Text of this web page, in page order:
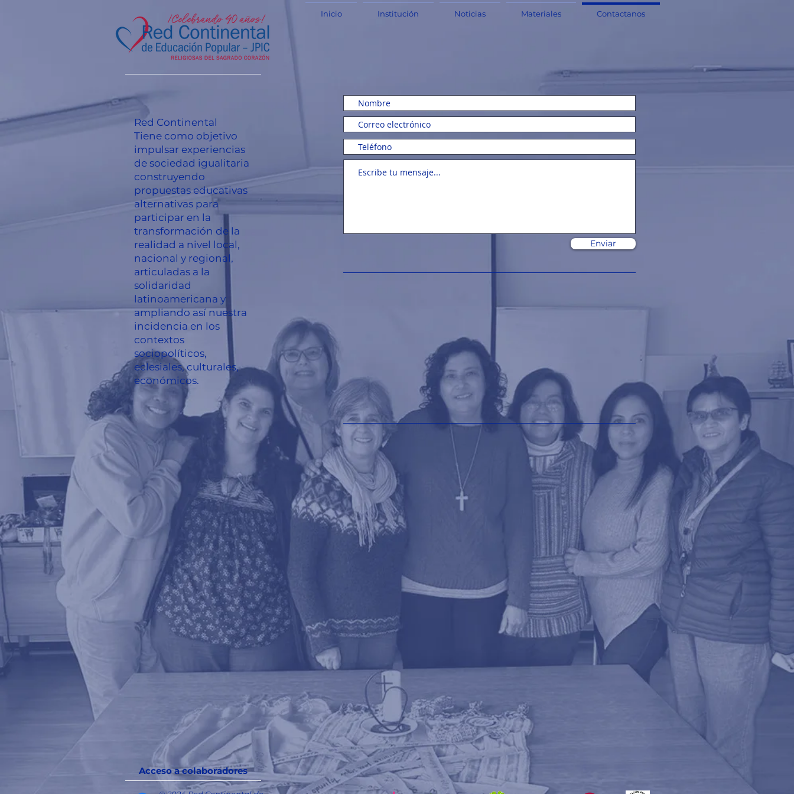
Inicio Institución Noticias Materiales Contactanos
Red Continental
Tiene como objetivo
impulsar experiencias
de sociedad igualitaria
construyendo
propuestas educativas
alternativas para
participar en la
transformación de la
realidad a nivel local,
nacional y regional,
articuladas a la
solidaridad
latinoamericana y
ampliando así nuestra
incidencia en los
contextos
sociopolíticos,
eclesiales, culturales,
económicos.
Enviar
Acceso a colaboradores